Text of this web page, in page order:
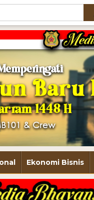
Ekonomi Bisnis